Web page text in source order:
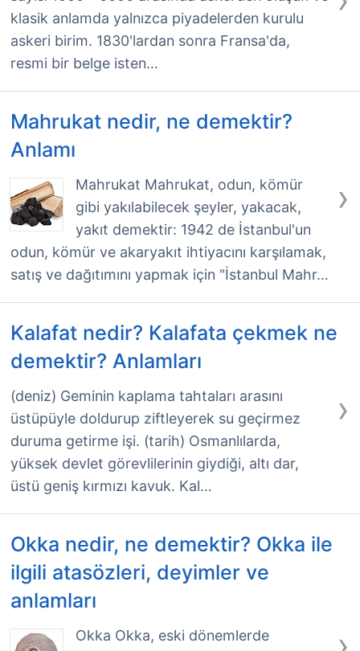
klasik anlamda yalnızca piyadelerden kurulu
askeri birim. 1830'lardan sonra Fransa'da,
resmi bir belge isten…
Mahrukat nedir, ne demektir?
Anlamı
›
Mahrukat Mahrukat, odun, kömür
gibi yakılabilecek şeyler, yakacak,
yakıt demektir: 1942 de İstanbul'un
odun, kömür ve akaryakıt ihtiyacını karşılamak,
satış ve dağıtımını yapmak için "İstanbul Mahr…
Kalafat nedir? Kalafata çekmek ne
demektir? Anlamları
›
(deniz) Geminin kaplama tahtaları arasını
üstüpüyle doldurup ziftleyerek su geçirmez
duruma getirme işi. (tarih) Osmanlılarda,
yüksek devlet görevlilerinin giydiği, altı dar,
üstü geniş kırmızı kavuk. Kal…
Okka nedir, ne demektir? Okka ile
ilgili atasözleri, deyimler ve
anlamları
Okka Okka, eski dönemlerde